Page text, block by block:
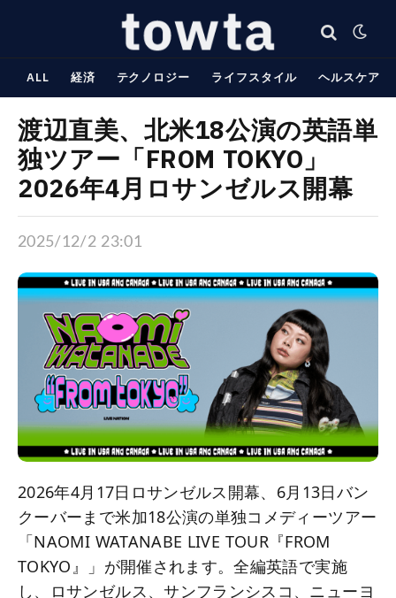
ALL 経済 テクノロジー ライフスタイル ヘルスケア
渡辺直美、北米18公演の英語単
独ツアー「FROM TOKYO」
2026年4月ロサンゼルス開幕
2025/12/2 23:01
2026年4月17日ロサンゼルス開幕、6月13日バン
クーバーまで米加18公演の単独コメディーツアー
「NAOMI WATANABE LIVE TOUR『FROM
TOKYO』」が開催されます。全編英語で実施
し、ロサンゼルス、サンフランシスコ、ニューヨ